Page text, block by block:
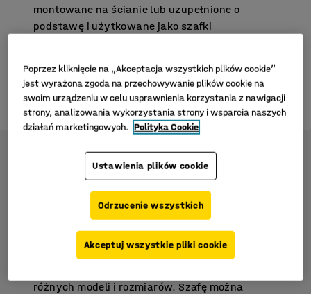
montowane na ścianie lub uzupełnione o
podstawę i użytkowane jako szafki
ZOBACZ SZAFY CUBE
Szafa CLICK - łatwy montaż bez
Wytrzymała szafa dostarczana w stanie
niezmontowanym w płaskim opakowaniu.
Szafę montuje się szybko i łatwo bez użycia
różnych modeli i rozmiarów. Szafę można
Poprzez kliknięcie na „Akceptacja wszystkich plików cookie”
jest wyrażona zgoda na przechowywanie plików cookie na
swoim urządzeniu w celu usprawnienia korzystania z nawigacji
strony, analizowania wykorzystania strony i wsparcia naszych
działań marketingowych. Polityka Cookie
Ustawienia plików cookie
Odrzucenie wszystkich
Akceptuj wszystkie pliki cookie